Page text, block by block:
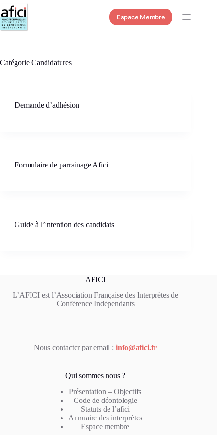
Passer
au
contenu
Espace Membre
Catégorie Candidatures
Demande d’adhésion
Formulaire de parrainage Afici
Guide à l’intention des candidats
AFICI
L’AFICI est l’Association Française des Interprètes de
Conférence Indépendants
Nous contacter par email :info@afici.fr
Qui sommes nous ?
Présentation – Objectifs
Code de déontologie
Statuts de l’afici
Annuaire des interprètes
Espace membre